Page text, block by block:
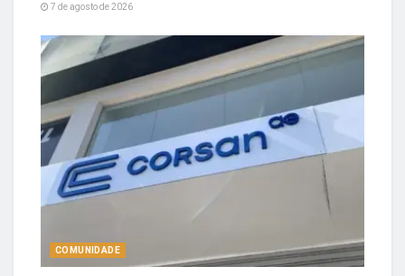
7 de agosto de 2026
COMUNIDADE